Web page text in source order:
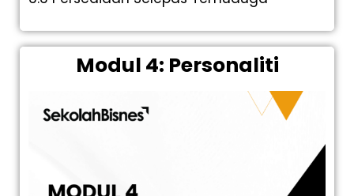
Modul 4: Personaliti​